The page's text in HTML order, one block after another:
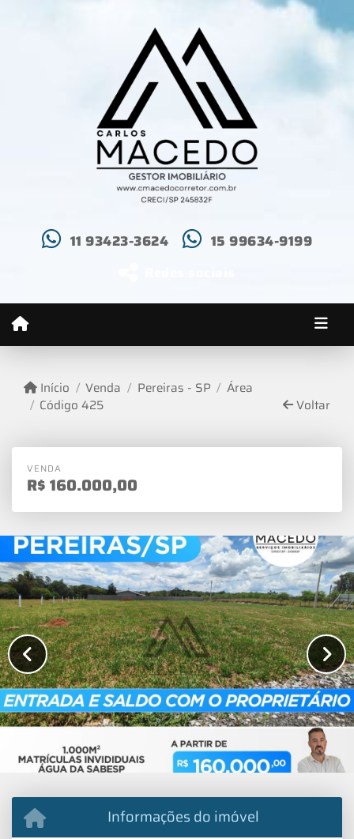
11 93423-3624
15 99634-9199
Início Venda Pereiras - SP
Área
Código 425
Voltar
VENDA
R$160.000,00
Informações do imóvel